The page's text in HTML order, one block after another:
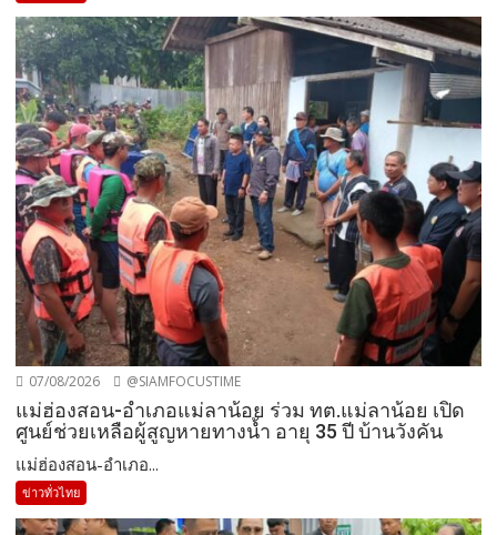
07/08/2026 @SIAMFOCUSTIME
แม่ฮ่องสอน-อำเภอแม่ลาน้อย ร่วม ทต.แม่ลาน้อย เปิด
ศูนย์ช่วยเหลือผู้สูญหายทางน้ำ อายุ 35 ปี บ้านวังคัน
แม่ฮ่องสอน-อำเภอ...
ข่าวทั่วไทย